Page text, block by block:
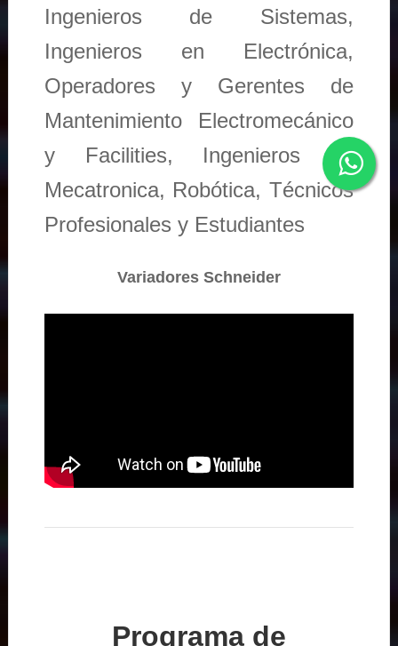
Ingenieros de Sistemas,
Ingenieros en Electrónica,
Operadores y Gerentes de
Mantenimiento Electromecánico
y Facilities, Ingenieros en
Mecatronica, Robótica, Técnicos
Profesionales y Estudiantes
Variadores Schneider
Programa de